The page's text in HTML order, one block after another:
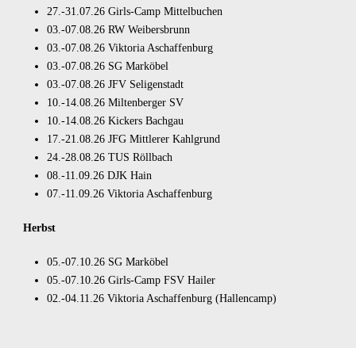
27.-31.07.26 Girls-Camp Mittelbuchen
03.-07.08.26 RW Weibersbrunn
03.-07.08.26 Viktoria Aschaffenburg
03.-07.08.26 SG Marköbel
03.-07.08.26 JFV Seligenstadt
10.-14.08.26 Miltenberger SV
10.-14.08.26 Kickers Bachgau
17.-21.08.26 JFG Mittlerer Kahlgrund
24.-28.08.26 TUS Röllbach
08.-11.09.26 DJK Hain
07.-11.09.26 Viktoria Aschaffenburg
Herbst
05.-07.10.26 SG Marköbel
05.-07.10.26 Girls-Camp FSV Hailer
02.-04.11.26 Viktoria Aschaffenburg (Hallencamp)